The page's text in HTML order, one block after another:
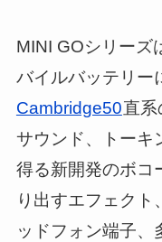
MINI GOシリーズ
バイルバッテリー
Cambridge50直
サウンド、トーキ
得る新開発のボコ
り出すエフェク
ッドフォン端子、